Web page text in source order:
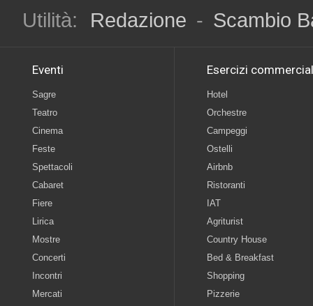
Utilità:
Redazione - Scambio
Eventi
Sagre
Teatro
Cinema
Feste
Spettacoli
Cabaret
Fiere
Lirica
Mostre
Concerti
Incontri
Mercati
Esercizi
Hotel
Orchestre
Campeggi
Ostelli
Airbnb
Ristoranti
IAT
Agriturist
Country House
Bed & Breakfast
Shopping
Pizzerie